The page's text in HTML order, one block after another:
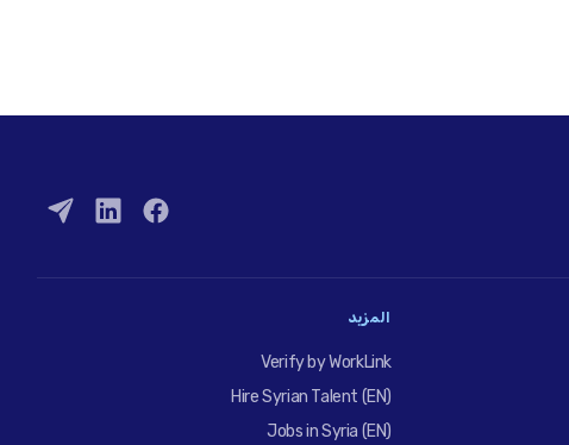
المزيد
Verify by WorkLink
Hire Syrian Talent (EN)
Jobs in Syria (EN)